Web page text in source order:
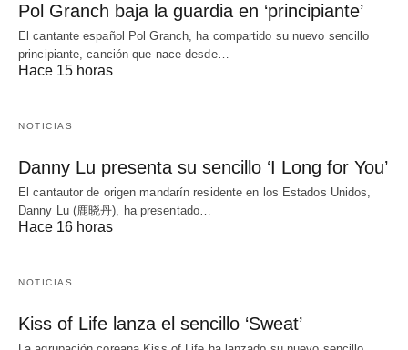
Pol Granch baja la guardia en ‘principiante’
El cantante español Pol Granch, ha compartido su nuevo sencillo
principiante, canción que nace desde…
Hace 15 horas
NOTICIAS
Danny Lu presenta su sencillo ‘I Long for You’
El cantautor de origen mandarín residente en los Estados Unidos,
Danny Lu (鹿晓丹), ha presentado…
Hace 16 horas
NOTICIAS
Kiss of Life lanza el sencillo ‘Sweat’